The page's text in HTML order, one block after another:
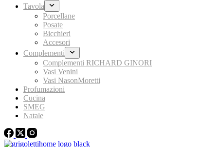
Tavola
Porcellane
Posate
Bicchieri
Accesori
Complementi
Complementi RICHARD GINORI
Vasi Venini
Vasi NasonMoretti
Profumazioni
Cucina
SMEG
Natale